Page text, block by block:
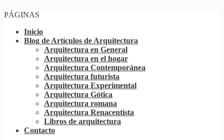
PÁGINAS
Inicio
Blog de Artículos de Arquitectura
Arquitectura en General
Arquitectura en el hogar
Arquitectura Contemporánea
Arquitectura futurista
Arquitectura Experimental
Arquitectura Gótica
Arquitectura romana
Arquitectura Renacentista
Libros de arquitectura
Contacto